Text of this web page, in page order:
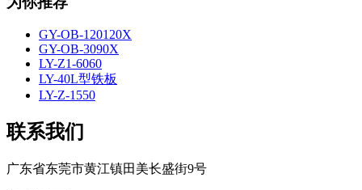
GY-OB-120120X
GY-OB-3090X
LY-Z1-6060
LY-40L型铁板
LY-Z-1550
联系我们
广东省东莞市黄江镇田美长盛街9号